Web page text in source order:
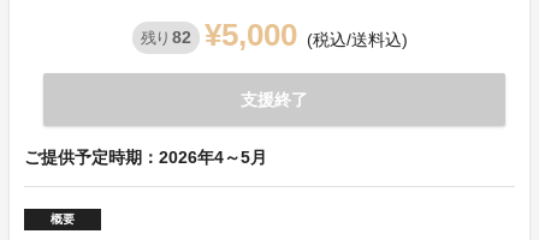
残り 82 ¥5,000 (税込/送料込)
支援終了
ご提供予定時期：2026年4～5月
概要